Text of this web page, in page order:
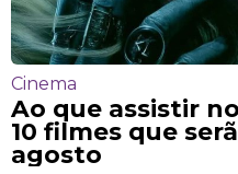
Cinema
Ao que assistir
10 filmes que
agosto